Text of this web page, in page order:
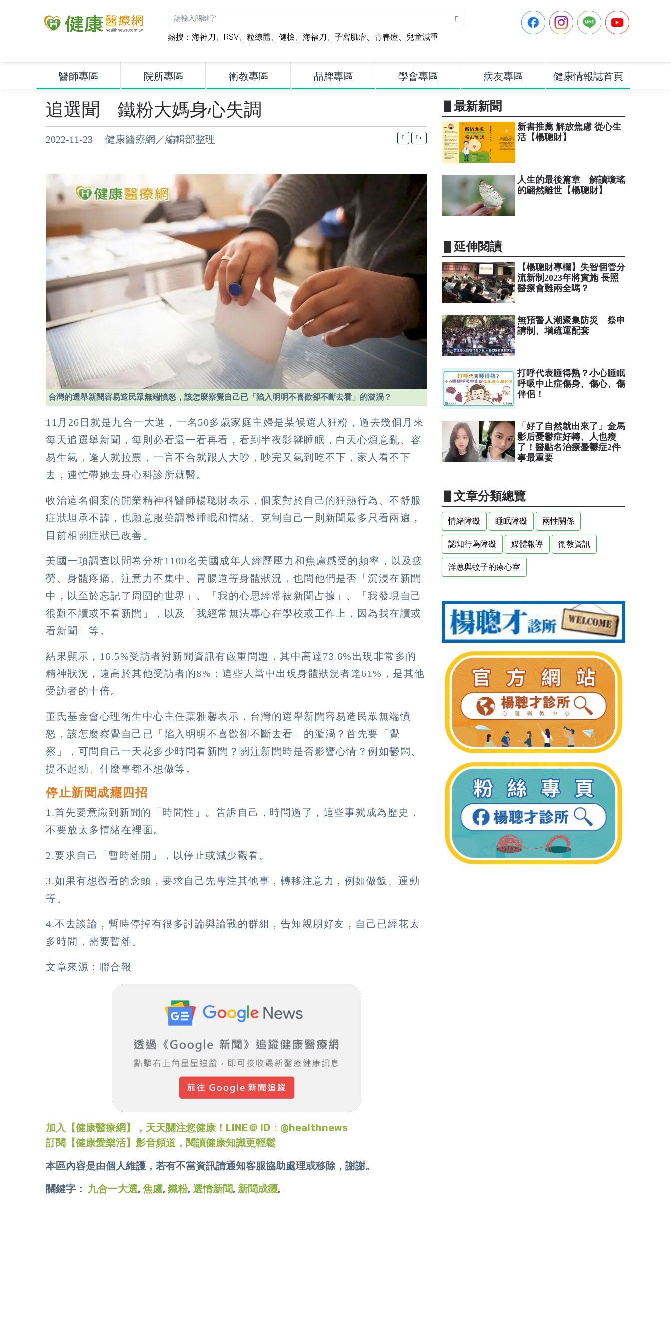
熱搜： 海神刀 、 RSV、 粒線體、 健檢、 海福刀 、 子宮肌瘤、 青春痘、 兒童減重
醫師專區 院所專區 衛教專區 品牌專區 學會專區 病友專區 健康情報誌首頁
追選聞 鐵粉大媽身心失調
2022-11-23 健康醫療網／編輯部整理 +
台灣的選舉新聞容易造民眾無端憤怒，該怎麼察覺自己已「陷入明明不喜歡卻不斷去看」的漩渦？
11月26日就是九合一大選，一名50多歲家庭主婦是某候選人狂粉，過去幾個月來
每天追選舉新聞，每則必看還一看再看，看到半夜影響睡眠，白天心煩意亂、容
易生氣，逢人就拉票，一言不合就跟人大吵，吵完又氣到吃不下，家人看不下
去，連忙帶她去身心科診所就醫。
收治這名個案的開業精神科醫師楊聰財表示，個案對於自己的狂熱行為、不舒服
症狀坦承不諱，也願意服藥調整睡眠和情緒、克制自己一則新聞最多只看兩遍，
目前相關症狀已改善。
美國一項調查以問卷分析1100名美國成年人經歷壓力和焦慮感受的頻率，以及疲
勞、身體疼痛、注意力不集中、胃腸道等身體狀況，也問他們是否「沉浸在新聞
中，以至於忘記了周圍的世界」、「我的心思經常被新聞占據」、「我發現自己
很難不讀或不看新聞」，以及「我經常無法專心在學校或工作上，因為我在讀或
看新聞」等。
結果顯示，16.5%受訪者對新聞資訊有嚴重問題，其中高達73.6%出現非常多的
精神狀況，遠高於其他受訪者的8%；這些人當中出現身體狀況者達61%，是其他
受訪者的十倍。
董氏基金會心理衛生中心主任葉雅馨表示，台灣的選舉新聞容易造民眾無端憤
怒，該怎麼察覺自己已「陷入明明不喜歡卻不斷去看」的漩渦？首先要「覺
察」，可問自己一天花多少時間看新聞？關注新聞時是否影響心情？例如鬱悶、
提不起勁、什麼事都不想做等。
停止新聞成癮四招
1.首先要意識到新聞的「時間性」。告訴自己，時間過了，這些事就成為歷史，
不要放太多情緒在裡面。
2.要求自己「暫時離開」，以停止或減少觀看。
3.如果有想觀看的念頭，要求自己先專注其他事，轉移注意力，例如做飯、運動
等。
4.不去談論，暫時停掉有很多討論與論戰的群組，告知親朋好友，自己已經花太
多時間，需要暫離。
文章來源：聯合報
加入【健康醫療網】，天天關注您健康！LINE＠ ID：@healthnews
訂閱【健康愛樂活】影音頻道，閱讀健康知識更輕鬆
本區內容是由個人維護，若有不當資訊請通知客服協助處理或移除，謝謝。
關鍵字： 九合一大選, 焦慮, 鐵粉, 選情新聞, 新聞成癮,
▋最新新聞
新書推薦 解放焦慮 從心生
活【楊聰財】
人生的最後篇章 解讀瓊瑤
的翩然離世【楊聰財】
▋延伸閱讀
【楊聰財專欄】失智個管分
流新制2023年將實施 長照
醫療會難兩全嗎？
無預警人潮聚集防災 祭申
請制、增疏運配套
打呼代表睡得熟？小心睡眠
呼吸中止症傷身、傷心、傷
伴侶！
「好了自然就出來了」金馬
影后憂鬱症好轉、人也瘦
了！醫點名治療憂鬱症2件
事最重要
▋文章分類總覽
情緒障礙 睡眠障礙 兩性關係
認知行為障礙 媒體報導 衛教資訊
洋蔥與蚊子的療心室